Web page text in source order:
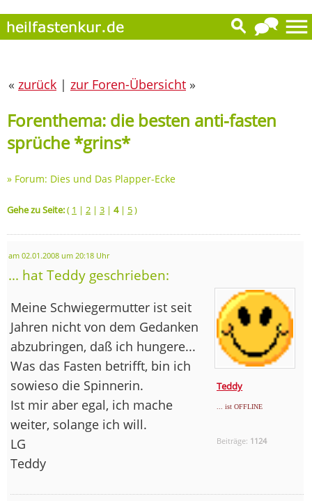
« zurück | zur Foren-Übersicht »
Forenthema: die besten anti-fasten
sprüche *grins*
» Forum: Dies und Das Plapper-Ecke
Gehe zu Seite:( 1 | 2 | 3 | 4| 5)
am 02.01.2008 um 20:18 Uhr
... hat Teddy geschrieben:
Teddy
... ist OFFLINE
Beiträge: 1124
Meine Schwiegermutter ist seit
Jahren nicht von dem Gedanken
abzubringen, daß ich hungere...
Was das Fasten betrifft, bin ich
sowieso die Spinnerin.
Ist mir aber egal, ich mache
weiter, solange ich will.
LG
Teddy